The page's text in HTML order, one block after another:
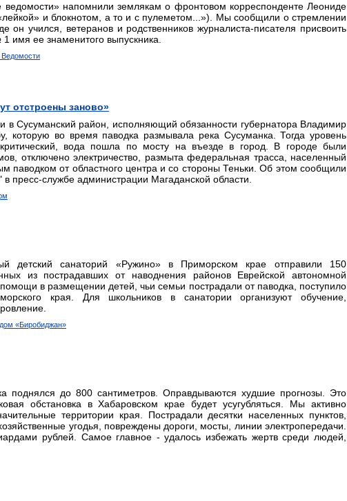
ведомости» напомнили землякам о фронтовом корреспонденте Леониде
и блокнотом, а то и с пулеметом...»). Мы сообщили о стремлении
он учился, ветеранов и родственников журналиста-писателя присвоить
имя ее знаменитого выпускника.
отстроены заново»
в Сусуманский район, исполняющий обязанности губернатора Владимир
которую во время паводка размывала река Сусуманка. Тогда уровень
вода пошла по мосту на въезде в город. В городе были
отключено электричество, размыта федеральная трасса, населенный
паводком от областного центра и со стороны Теньки. Об этом сообщили
службе администрации Магаданской области.
детский санаторий «Ружино» в Приморском крае отправили 150
из пострадавших от наводнения районов Еврейской автономной
в размещении детей, чьи семьи пострадали от паводка, поступило
края. Для школьников в санатории организуют обучение,
«Биробиджан»
поднялся до 800 сантиметров. Оправдываются худшие прогнозы. Это
обстановка в Хабаровском крае будет усугубляться. Мы активно
территории края. Пострадали десятки населенных пунктов,
угодья, повреждены дороги, мосты, линии электропередачи.
рублей. Самое главное - удалось избежать жертв среди людей,